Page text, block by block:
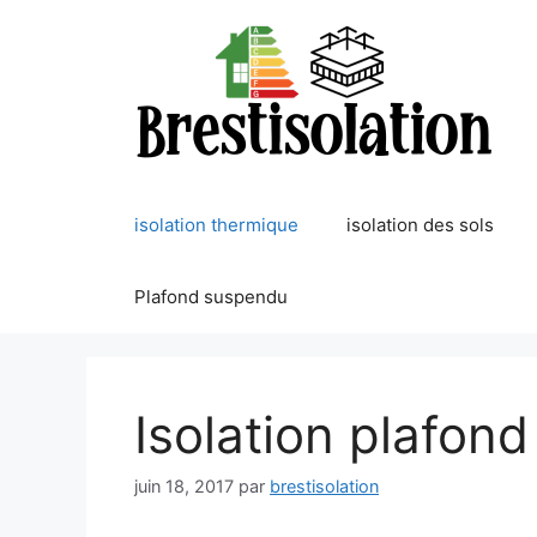
isolation thermique isolation des sols
Plafond suspendu
Isolation
juin 18, 2017 par brestisolation